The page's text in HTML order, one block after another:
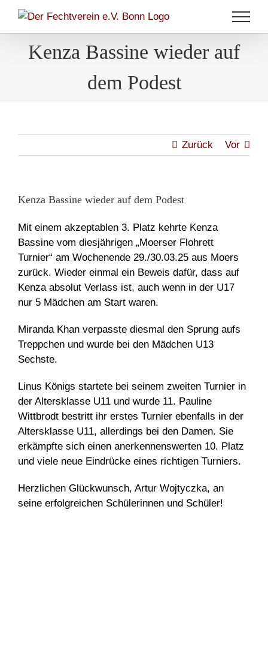
Zum
Inhalt
springen
Kenza Bassine wieder auf
dem Podest
Zurück Vor
Kenza Bassine wieder auf dem Podest
Mit einem akzeptablen 3. Platz kehrte Kenza
Bassine vom diesjährigen „Moerser Flohrett
Turnier“ am Wochenende 29./30.03.25 aus Moers
zurück. Wieder einmal ein Beweis dafür, dass auf
Kenza absolut Verlass ist, auch wenn in der U17
nur 5 Mädchen am Start waren.
Miranda Khan verpasste diesmal den Sprung aufs
Treppchen und wurde bei den Mädchen U13
Sechste.
Linus Königs startete bei seinem zweiten Turnier in
der Altersklasse U11 und wurde 11. Pauline
Wittbrodt bestritt ihr erstes Turnier ebenfalls in der
Altersklasse U11, allerdings bei den Damen. Sie
erkämpfte sich einen anerkennenswerten 10. Platz
und viele neue Eindrücke eines richtigen Turniers.
Herzlichen Glückwunsch, Artur Wojtyczka, an
seine erfolgreichen Schülerinnen und Schüler!